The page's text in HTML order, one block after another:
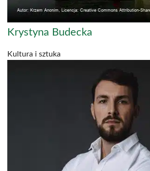
Krystyna Budecka
Kultura i sztuka